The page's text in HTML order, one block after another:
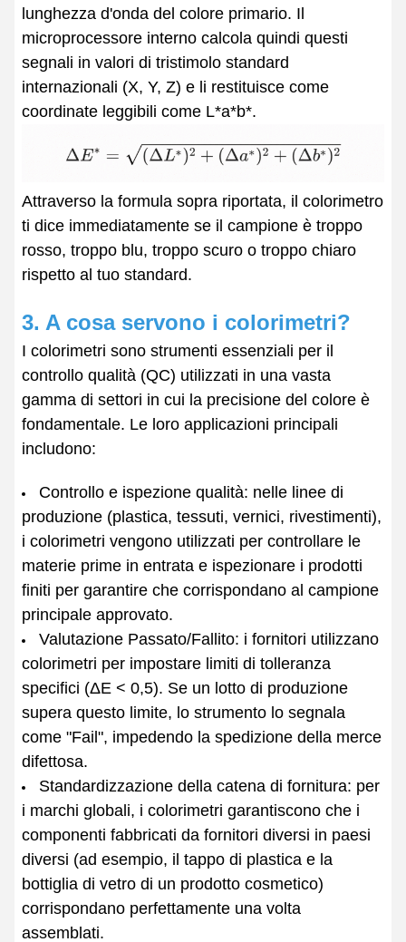
lunghezza d'onda del colore primario. Il
microprocessore interno calcola quindi questi
segnali in valori di tristimolo standard
internazionali (X, Y, Z) e li restituisce come
coordinate leggibili come L*a*b*.
Attraverso la formula sopra riportata, il colorimetro
ti dice immediatamente se il campione è troppo
rosso, troppo blu, troppo scuro o troppo chiaro
rispetto al tuo standard.
3. A cosa servono i colorimetri?
I colorimetri sono strumenti essenziali per il
controllo qualità (QC) utilizzati in una vasta
gamma di settori in cui la precisione del colore è
fondamentale. Le loro applicazioni principali
includono:
Controllo e ispezione qualità: nelle linee di
produzione (plastica, tessuti, vernici, rivestimenti),
i colorimetri vengono utilizzati per controllare le
materie prime in entrata e ispezionare i prodotti
finiti per garantire che corrispondano al campione
principale approvato.
Valutazione Passato/Fallito: i fornitori utilizzano
colorimetri per impostare limiti di tolleranza
specifici (ΔE < 0,5). Se un lotto di produzione
supera questo limite, lo strumento lo segnala
come "Fail", impedendo la spedizione della merce
difettosa.
Standardizzazione della catena di fornitura: per
i marchi globali, i colorimetri garantiscono che i
componenti fabbricati da fornitori diversi in paesi
diversi (ad esempio, il tappo di plastica e la
bottiglia di vetro di un prodotto cosmetico)
corrispondano perfettamente una volta
assemblati.